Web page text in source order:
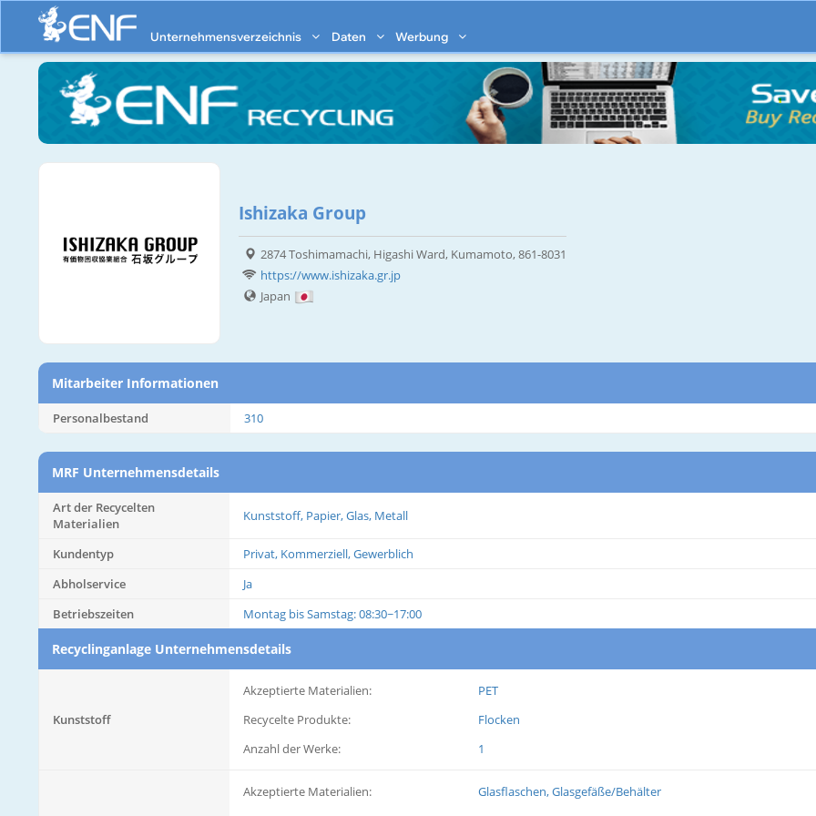
Unternehmensverzeichnis Daten Werbung
Ishizaka Group
2874 Toshimamachi, Higashi Ward, Kumamoto, 861-8031
https://www.ishizaka.gr.jp
Japan
Mitarbeiter Informationen
Personalbestand 310
MRF Unternehmensdetails
Art der Recycelten
Materialien
Kunststoff, Papier, Glas, Metall
Kundentyp
Privat, Kommerziell, Gewerblich
Abholservice
Ja
Betriebszeiten
Montag bis Samstag: 08:30~17:00
Recyclinganlage Unternehmensdetails
Kunststoff
Akzeptierte Materialien:
PET
Recycelte Produkte:
Flocken
Anzahl der Werke:
1
Akzeptierte Materialien:
Glasflaschen, Glasgefäße/Behälter